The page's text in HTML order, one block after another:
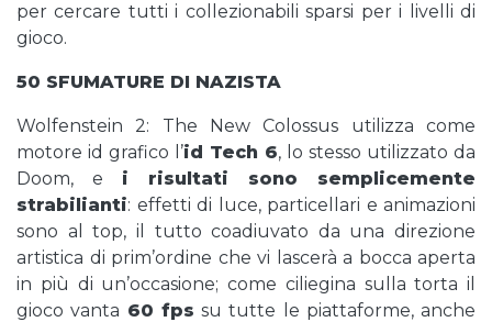
per cercare tutti i collezionabili sparsi per i livelli di
gioco.
50 SFUMATURE DI NAZISTA
Wolfenstein 2: The New Colossus utilizza come
motore id grafico l’id Tech 6, lo stesso utilizzato da
Doom, e i risultati sono semplicemente
strabilianti: effetti di luce, particellari e animazioni
sono al top, il tutto coadiuvato da una direzione
artistica di prim’ordine che vi lascerà a bocca aperta
in più di un’occasione; come ciliegina sulla torta il
gioco vanta 60 fps su tutte le piattaforme, anche